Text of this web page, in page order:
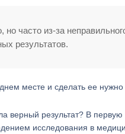
часто из-за
результатов.
месте и сделать ее нужно
верный результат? В
исследования в